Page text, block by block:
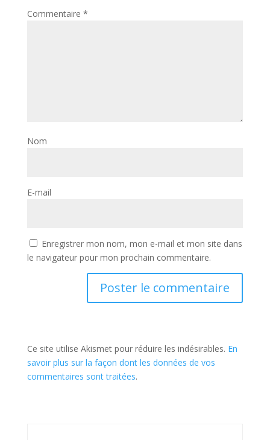
Commentaire *
Nom
E-mail
Enregistrer mon nom, mon e-mail et mon site dans
le navigateur pour mon prochain commentaire.
Ce site utilise Akismet pour réduire les indésirables. En
savoir plus sur la façon dont les données de vos
commentaires sont traitées.